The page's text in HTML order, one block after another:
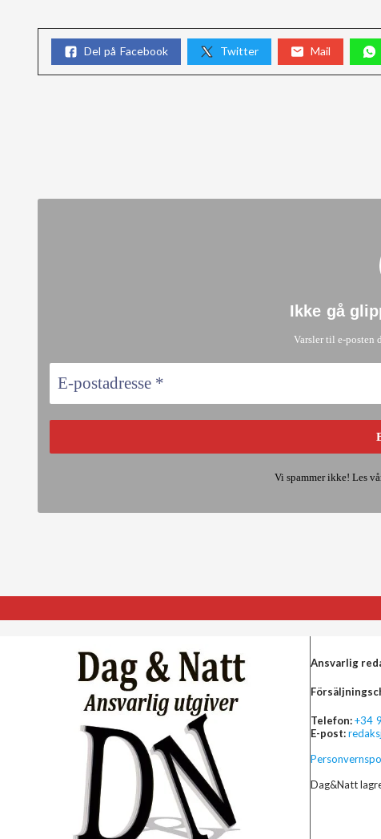
Del på Facebook Twitter Mail
Ikke gå
Varsler til e-posten
Vi spammer ikke! Les
Ansvarlig
Telefon:+34
E-post:
Dag&Natt